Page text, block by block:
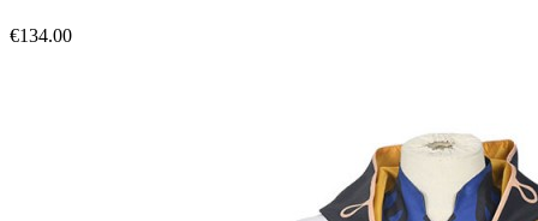
€134.00